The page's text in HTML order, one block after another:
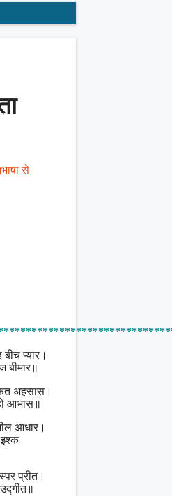
से
प्यार।
बीमार॥
अहसास।
आभास॥
आधार।
प्रीत।